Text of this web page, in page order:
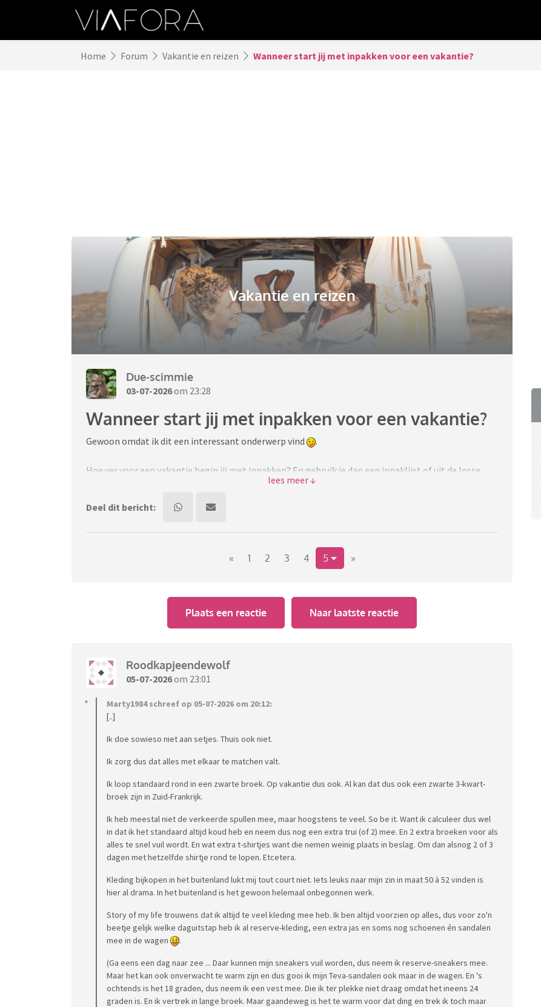
Home Forum Vakantie en reizen Wanneer start jij met inpakken voor een vakantie?
Vakantie en reizen
Due-scimmie
03-07-2026om 23:28
Wanneer start jij met inpakken voor een vakantie?
Gewoon omdat ik dit een interessant onderwerp vind .
Hoe ver voor een vakantie begin jij met inpakken? En gebruik je dan een inpaklijst of uit de losse
pols? Heb je een speciale tactiek of volgorde voor inpakken?
Wij gaan over 10 dagen op vakantie en ik begin al langzaam dingen klaar te zetten. We gaan wel
Maar ook bij vakanties in huisjes etc begin ik graag een week van te voren. Ik ben echt een chaoot
paspoort en pinpas heb kan ik de rest ter plekke kopen.
Deel dit bericht:
« 1 2 3 4 5 »
Plaats een reactie Naar laatste reactie
Roodkapjeendewolf
05-07-2026om 23:01
Marty1984 schreef op 05-07-2026 om 20:12:
[..]
Ik doe sowieso niet aan setjes. Thuis ook niet.
Ik zorg dus dat alles met elkaar te matchen valt.
Ik loop standaard rond in een zwarte broek. Op vakantie dus ook. Al kan dat dus ook een zwarte 3-kwart-
broek zijn in Zuid-Frankrijk.
Ik heb meestal niet de verkeerde spullen mee, maar hoogstens te veel. So be it. Want ik calculeer dus wel
in dat ik het standaard altijd koud heb en neem dus nog een extra trui (of 2) mee. En 2 extra broeken voor als
alles te snel vuil wordt. En wat extra t-shirtjes want die nemen weinig plaats in beslag. Om dan alsnog 2 of 3
dagen met hetzelfde shirtje rond te lopen. Etcetera.
Kleding bijkopen in het buitenland lukt mij tout court niet. Iets leuks naar mijn zin in maat 50 à 52 vinden is
hier al drama. In het buitenland is het gewoon helemaal onbegonnen werk.
Story of my life trouwens dat ik altijd te veel kleding mee heb. Ik ben altijd voorzien op alles, dus voor zo'n
beetje gelijk welke daguitstap heb ik al reserve-kleding, een extra jas en soms nog schoenen én sandalen
mee in de wagen
.
(Ga eens een dag naar zee ... Daar kunnen mijn sneakers vuil worden, dus neem ik reserve-sneakers mee.
Maar het kan ook onverwacht te warm zijn en dus gooi ik mijn Teva-sandalen ook maar in de wagen. En 's
ochtends is het 18 graden, dus neem ik een vest mee. Die ik ter plekke niet draag omdat het ineens 24
graden is. En ik vertrek in lange broek. Maar gaandeweg is het te warm voor dat ding en trek ik toch maar